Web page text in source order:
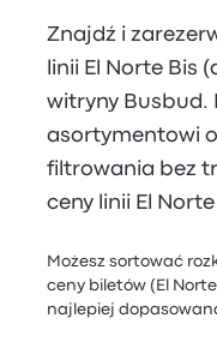
Znajdź i
linii El Norte Bis
witryny Busbud.
asortymentowi
filtrowania bez
ceny linii El Norte
Możesz sortować
ceny biletów (El
najlepiej